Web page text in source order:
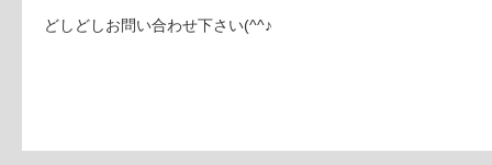
どしどしお問い合わせ下さい(^^♪